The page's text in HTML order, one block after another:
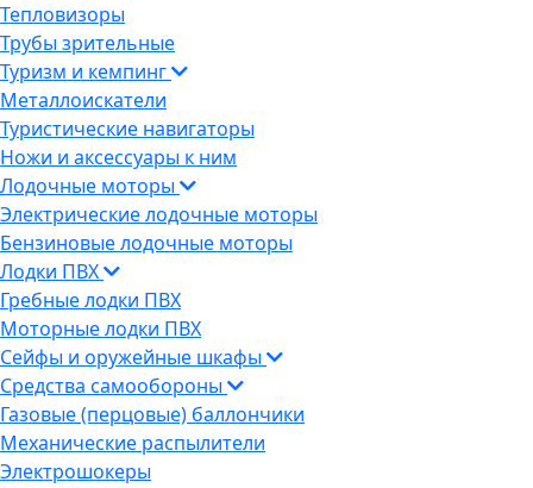
Тепловизоры
Трубы зрительные
Туризм и кемпинг
Металлоискатели
Туристические навигаторы
Ножи и аксессуары к ним
Лодочные моторы
Электрические лодочные моторы
Бензиновые лодочные моторы
Лодки ПВХ
Гребные лодки ПВХ
Моторные лодки ПВХ
Сейфы и оружейные шкафы
Средства самообороны
Газовые (перцовые) баллончики
Механические распылители
Электрошокеры